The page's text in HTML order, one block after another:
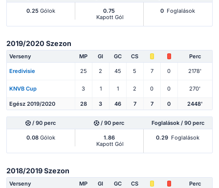
0.25Gólok
0.75
Kapott Gól
0 Foglalások
2019/2020 Szezon
Verseny MP Gl GC CS Perc
Eredivisie 25 2 45 5 7 0 2178'
KNVB Cup 3 1 1 2 0 0 270'
Egész 2019/2020 28 3 46 7 7 0 2448'
/ 90 perc / 90 perc Foglalások / 90 perc
0.08Gólok
1.86
Kapott Gól
0.29 Foglalások
2018/2019 Szezon
Verseny MP Gl GC CS
Perc